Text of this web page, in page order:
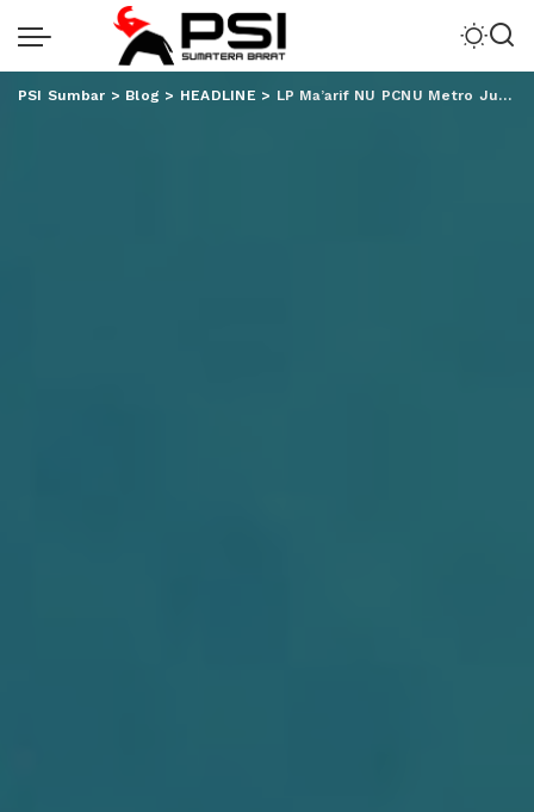
PSI Sumbar > Blog > HEADLINE > LP Ma’arif NU PCNU Metro Juara 1 Nasional